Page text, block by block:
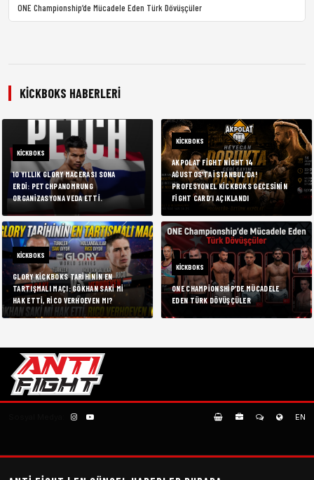
ONE Championship’de Mücadele Eden Türk Dövüşçüler
KICKBOKS HABERLERI
KICKBOKS
10 YILLIK GLORY MACERASI SONA
ERDI: PETCHPANOMRUNG
ORGANIZASYONA VEDA ETTI.
KICKBOKS
AKPOLAT FIGHT NIGHT 14
AĞUSTOS’TA İSTANBUL’DA!
PROFESYONEL KICKBOKS GECESININ
FIGHT CARD’I AÇIKLANDI
KICKBOKS
GLORY KICKBOKS TARIHININ EN
TARTIŞMALI MAÇI: GÖKHAN SAKI MI
HAK ETTI, RICO VERHOEVEN MI?
KICKBOKS
ONE CHAMPIONSHIP’DE MÜCADELE
EDEN TÜRK DÖVÜŞÇÜLER
EN